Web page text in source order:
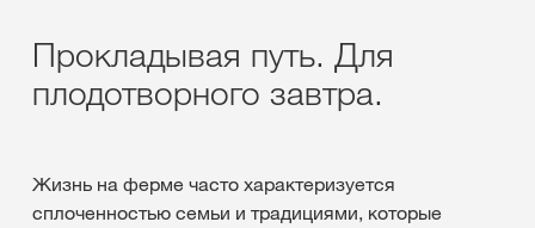
Прокладывая путь. Для
плодотворного завтра.
Жизнь на ферме часто характеризуется
сплоченностью семьи и традициями, которые